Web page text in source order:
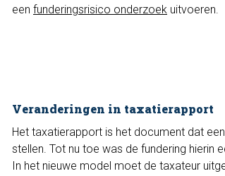
een funderingsrisico onderzoek uitvoeren.
Veranderingen in taxatierapport
Het taxatierapport is het document dat
stellen. Tot nu toe was de fundering hierin
In het nieuwe model moet de taxateur